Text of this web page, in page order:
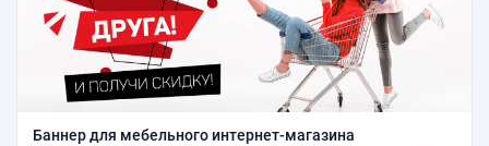
Баннер для мебельного интернет-магазина